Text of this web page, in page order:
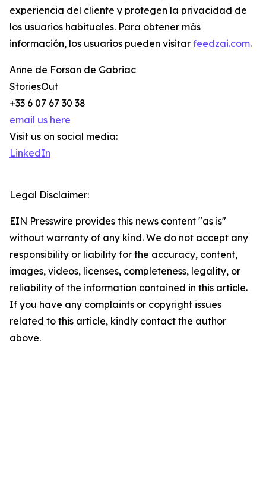
experiencia del cliente y protegen la privacidad de
los usuarios habituales. Para obtener más
información, los usuarios pueden visitar feedzai.com.
Anne de Forsan de Gabriac
StoriesOut
+33 6 07 67 30 38
email us here
Visit us on social media:
LinkedIn
Legal Disclaimer:
EIN Presswire provides this news content "as is"
without warranty of any kind. We do not accept any
responsibility or liability for the accuracy, content,
images, videos, licenses, completeness, legality, or
reliability of the information contained in this article.
If you have any complaints or copyright issues
related to this article, kindly contact the author
above.